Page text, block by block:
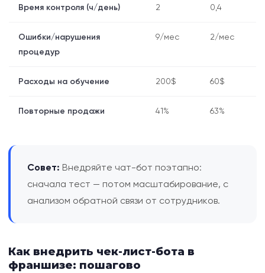
Время контроля (ч/день) 2 0,4
Ошибки/нарушения
процедур
9/мес 2/мес
Расходы на обучение 200$ 60$
Повторные продажи 41% 63%
Совет: Внедряйте чат-бот поэтапно:
сначала тест — потом масштабирование, с
анализом обратной связи от сотрудников.
Как внедрить чек-лист-бота в
франшизе: пошагово